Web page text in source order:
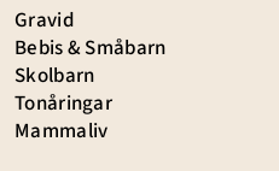
Gravid
Bebis & Småbarn
Skolbarn
Tonåringar
Mammaliv